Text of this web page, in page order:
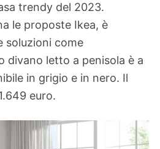
trendy del 2023.
le proposte Ikea, è
soluzioni come
divano letto a penisola è a
in grigio e in nero. Il
euro.